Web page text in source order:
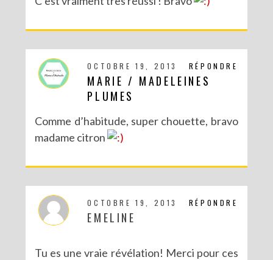
RÉPONDRE
OCTOBRE 19, 2013
MARIE / MADELEINES
PLUMES
Comme d’habitude, super chouette, bravo
madame citron
RÉPONDRE
OCTOBRE 19, 2013
EMELINE
Tu es une vraie révélation! Merci pour ces